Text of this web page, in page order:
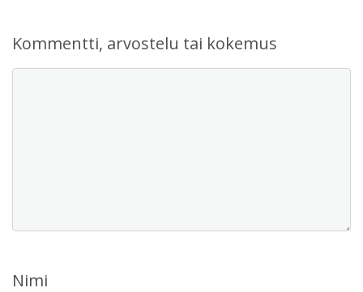
Kommentti, arvostelu tai kokemus
Nimi